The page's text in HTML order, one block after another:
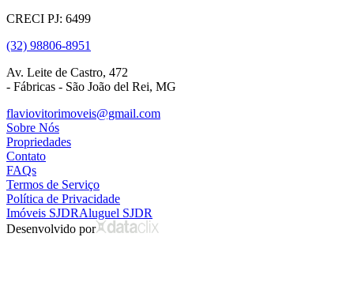
CRECI PJ: 6499
(32) 98806-8951
Av. Leite de Castro, 472
- Fábricas - São João del Rei, MG
flaviovitorimoveis@gmail.com
Sobre Nós
Propriedades
Contato
FAQs
Termos de Serviço
Política de Privacidade
Imóveis SJDRAluguel SJDR
Desenvolvido por